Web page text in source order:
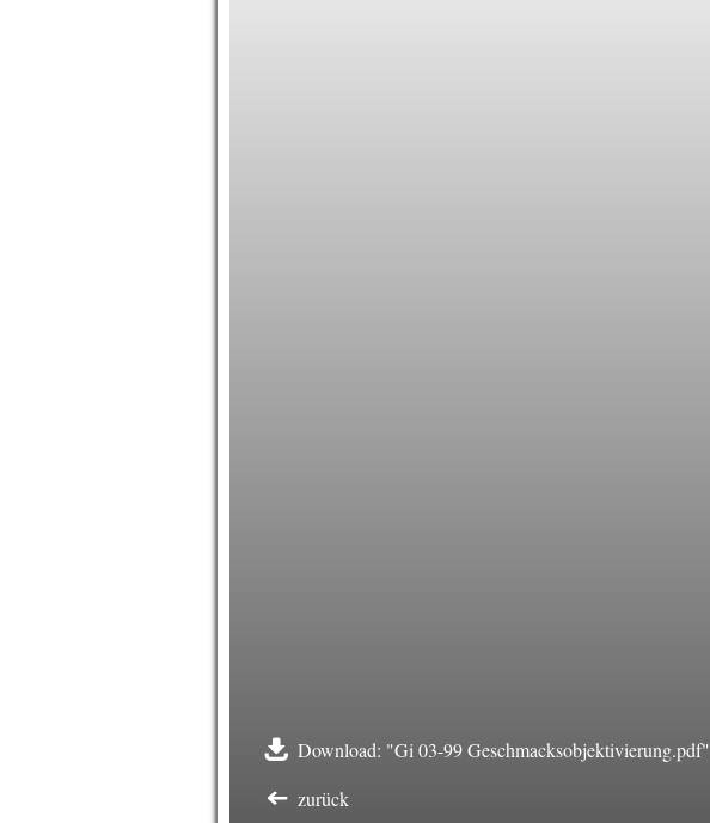
Download: "Gi 03-99 Geschmacksobjektivierung.pdf"
zurück